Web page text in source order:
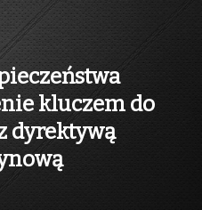
kluczem do
dyrektywą